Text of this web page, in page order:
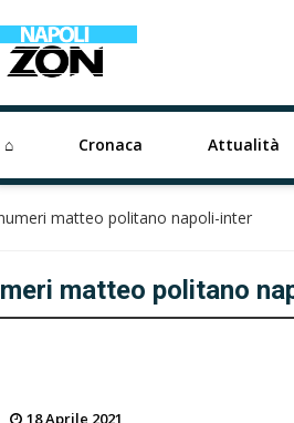
⌂ Cronaca Attualità
matteo politano napoli-inter
matteo politano
18 Aprile 2021